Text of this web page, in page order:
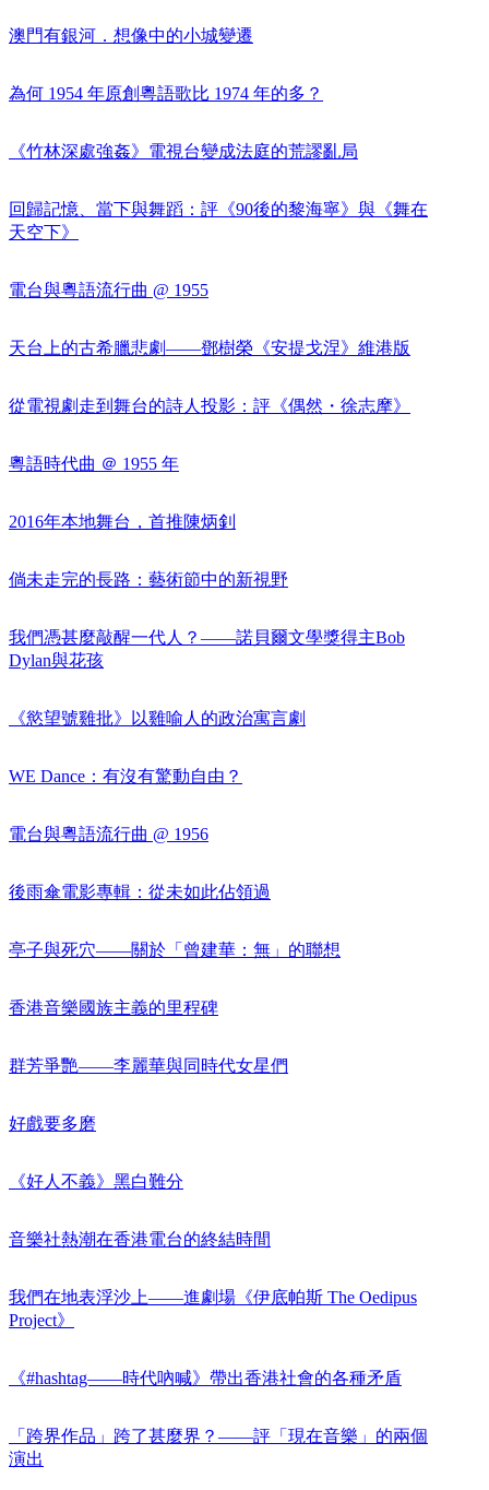
澳門有銀河．想像中的小城變遷
為何 1954 年原創粵語歌比 1974 年的多？
《竹林深處強姦》電視台變成法庭的荒謬亂局
回歸記憶、當下與舞蹈：評《90後的黎海寧》與《舞在
天空下》
電台與粵語流行曲 @ 1955
天台上的古希臘悲劇——鄧樹榮《安提戈涅》維港版
從電視劇走到舞台的詩人投影：評《偶然・徐志摩》
粵語時代曲 ＠ 1955 年
2016年本地舞台，首推陳炳釗
倘未走完的長路：藝術節中的新視野
我們憑甚麼敲醒一代人？——諾貝爾文學獎得主Bob
Dylan與花孩
《慾望號雞批》以雞喻人的政治寓言劇
WE Dance：有沒有驚動自由？
電台與粵語流行曲 @ 1956
後雨傘電影專輯：從未如此佔領過
亭子與死穴——關於「曾建華：無」的聯想
香港音樂國族主義的里程碑
群芳爭艷——李麗華與同時代女星們
好戲要多磨
《好人不義》黑白難分
音樂社熱潮在香港電台的終結時間
我們在地表浮沙上——進劇場《伊底帕斯 The Oedipus
Project》
《#hashtag——時代吶喊》帶出香港社會的各種矛盾
「跨界作品」跨了甚麼界？——評「現在音樂」的兩個
演出